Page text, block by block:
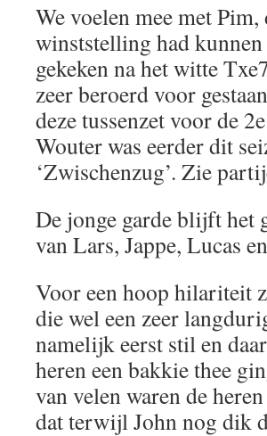
We voelen mee met
winststelling had
gekeken na het witte
zeer beroerd voor
deze tussenzet voor de
Wouter was eerder dit
‘Zwischenzug’. Zie
De jonge garde blijft het
van Lars, Jappe, Lucas
Voor een hoop hilariteit
die wel een zeer
namelijk eerst stil en
heren een bakkie thee
van velen waren de
dat terwijl John nog dik